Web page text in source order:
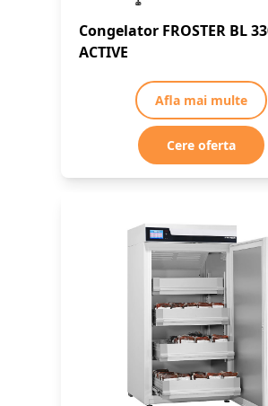
Congelator FROSTER BL
ACTIVE
Afla mai multe
Cere oferta